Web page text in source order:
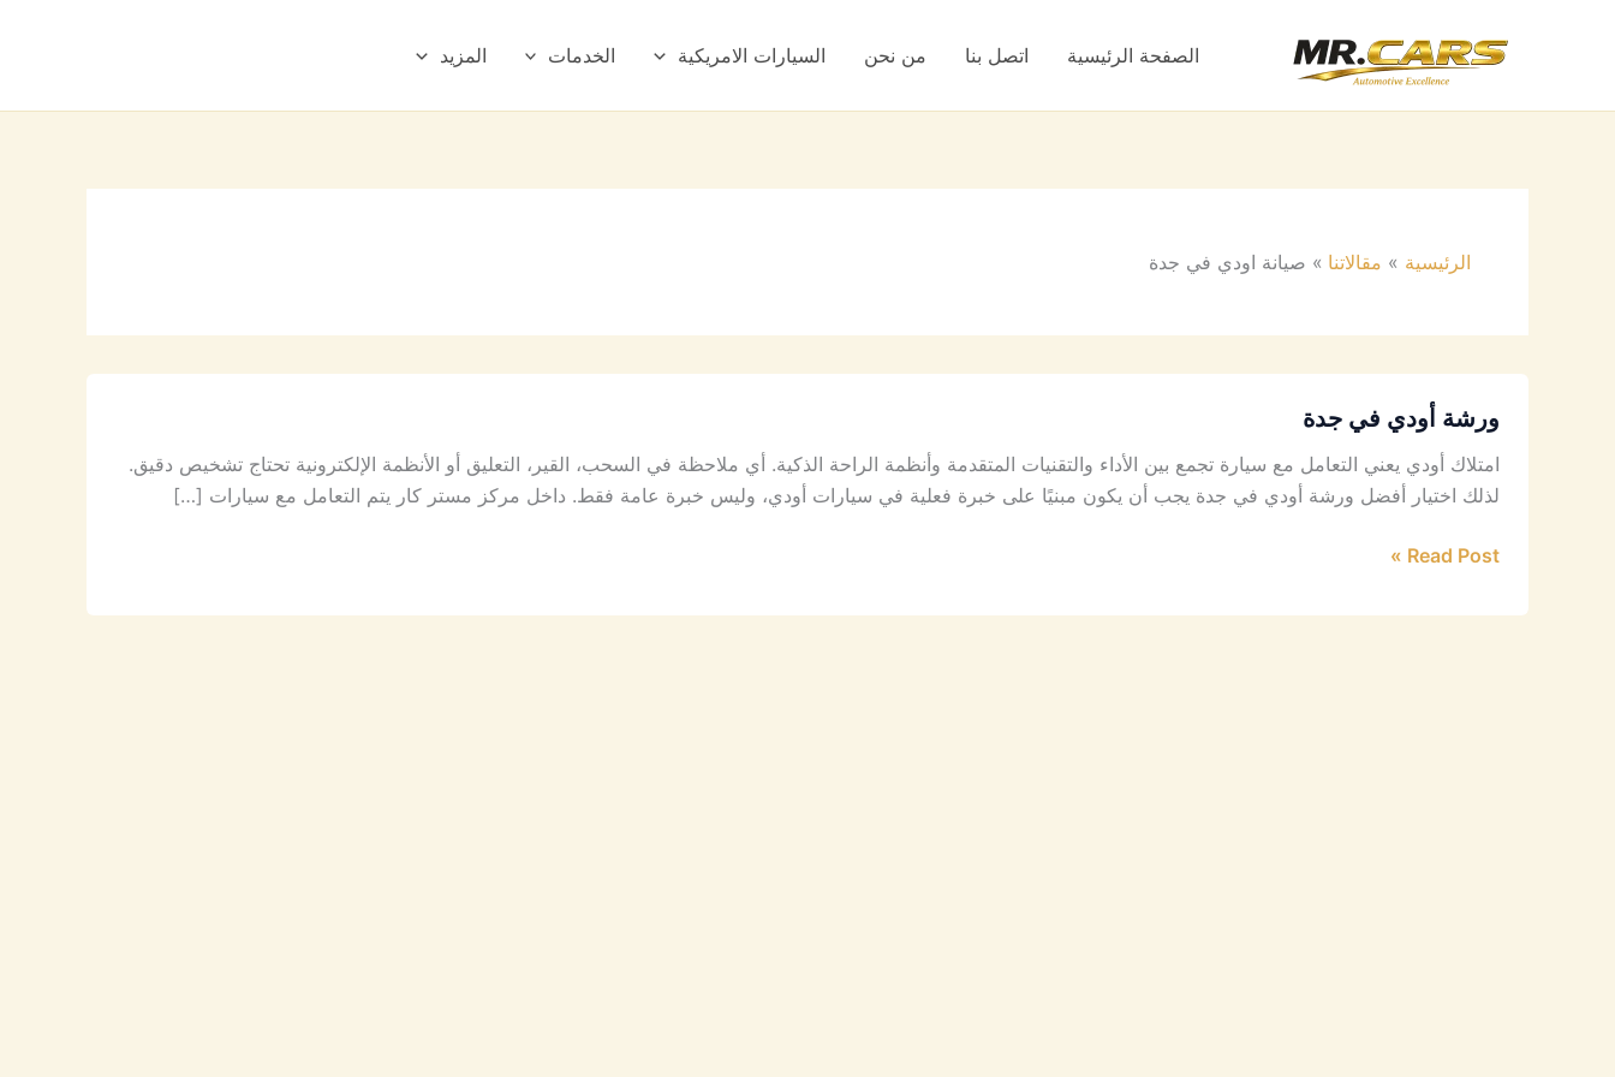
الصفحة الرئيسية اتصل بنا من نحن السيارات الامريكية الخدمات المزيد
الرئيسية مقالاتنا صيانة اودي في جدة
ورشة أودي في جدة
امتلاك أودي يعني التعامل مع سيارة تجمع بين الأداء والتقنيات المتقدمة وأنظمة الراحة الذكية. أي ملاحظة في السحب، القير، التعليق أو الأنظمة الإلكترونية تحتاج تشخيص دقيق.
لذلك اختيار أفضل ورشة أودي في جدة يجب أن يكون مبنيًا على خبرة فعلية في سيارات أودي، وليس خبرة عامة فقط. داخل مركز مستر كار يتم التعامل مع سيارات […]
Read Post »